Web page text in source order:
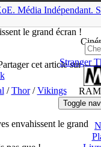
Média Indépendant.
Ciné
Stranger
Toggle
le grand écran !
cet article sur
/Thor/Vikings
envahissent le grand